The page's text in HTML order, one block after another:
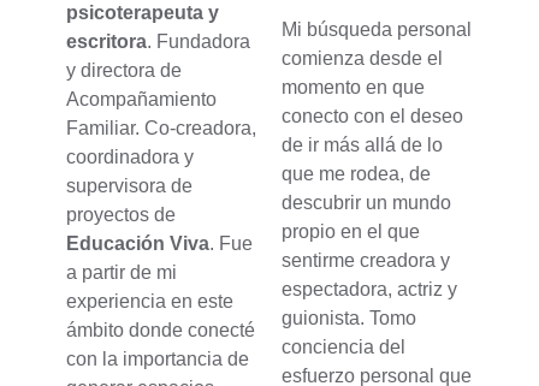
psicoterapeuta y
escritora. Fundadora
y directora de
Acompañamiento
Familiar. Co-creadora,
coordinadora y
supervisora de
proyectos de
Educación Viva. Fue
a partir de mi
experiencia en este
ámbito donde conecté
con la importancia de
Mi búsqueda personal
comienza desde el
momento en que
conecto con el deseo
de ir más allá de lo
que me rodea, de
descubrir un mundo
propio en el que
sentirme creadora y
espectadora, actriz y
guionista. Tomo
conciencia del
esfuerzo personal que